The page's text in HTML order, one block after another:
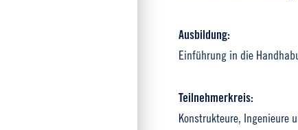
Ausbildung:
Einführung in die
Teilnehmerkreis:
Konstrukteure, Ingenieure